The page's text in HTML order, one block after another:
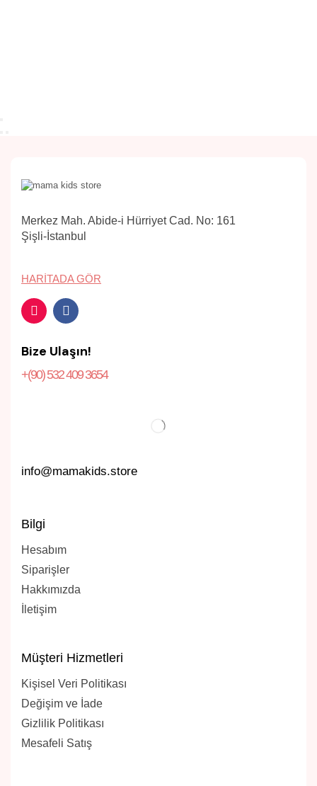
Merkez Mah. Abide-i Hürriyet Cad. No: 161
Şişli-İstanbul
HARITADA GÖR
Bize Ulaşın!
+(90) 532 409 3654
info@mamakids.store
Bilgi
Hesabım
Siparişler
Hakkımızda
İletişim
Müşteri Hizmetleri
Kişisel Veri Politikası
Değişim ve İade
Gizlilik Politikası
Mesafeli Satış